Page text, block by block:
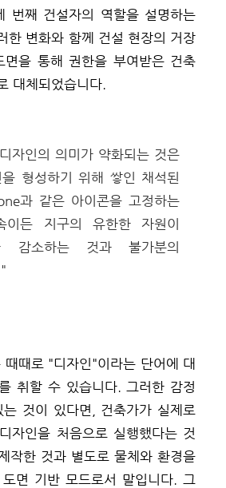
번째 건설자의 역할을 설명하는
한 변화와 함께 건설 현장의 거장
을 통해 권한을 부여받은 건축
대체되었습니다.
자인의 의미가 약화되는 것은
형성하기 위해 쌓인 채석된
과 같은 아이콘을 고정하는
이든 지구의 유한한 자원이
감소하는 것과 불가분의
때로 "디자인"이라는 단어에 대
취할 수 있습니다. 그러한 감정
것이 있다면, 건축가가 실제로
자인을 처음으로 실행했다는 것
작한 것과 별도로 물체와 환경을
면 기반 모드로서 말입니다. 그